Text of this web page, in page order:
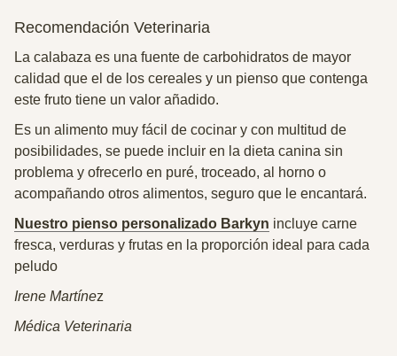
Recomendación Veterinaria
La calabaza es una fuente de carbohidratos de mayor
calidad que el de los cereales y un pienso que contenga
este fruto tiene un valor añadido.
Es un alimento muy fácil de cocinar y con multitud de
posibilidades, se puede incluir en la dieta canina sin
problema y ofrecerlo en puré, troceado, al horno o
acompañando otros alimentos, seguro que le encantará.
Nuestro pienso personalizado Barkyn incluye carne
fresca, verduras y frutas en la proporción ideal para cada
peludo
Irene Martínez
Médica Veterinaria